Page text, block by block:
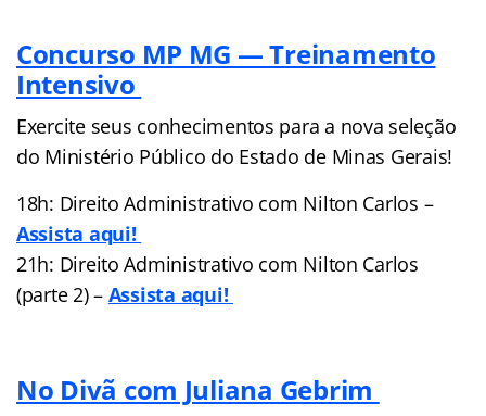
Concurso MP MG — Treinamento
Intensivo
Exercite seus conhecimentos para a nova seleção
do Ministério Público do Estado de Minas Gerais!
18h: Direito Administrativo com Nilton Carlos –
Assista aqui!
21h: Direito Administrativo com Nilton Carlos
(parte 2) – Assista aqui!
No Divã com Juliana Gebrim